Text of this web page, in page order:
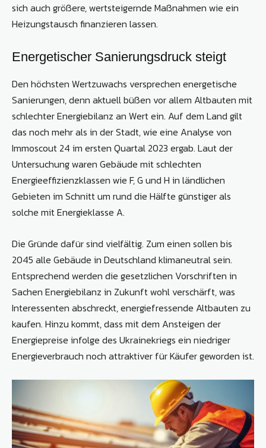
sich auch größere, wertsteigernde Maßnahmen wie ein
Heizungstausch finanzieren lassen.
Energetischer Sanierungsdruck steigt
Den höchsten Wertzuwachs versprechen energetische
Sanierungen, denn aktuell büßen vor allem Altbauten mit
schlechter Energiebilanz an Wert ein. Auf dem Land gilt
das noch mehr als in der Stadt, wie eine Analyse von
Immoscout 24 im ersten Quartal 2023 ergab. Laut der
Untersuchung waren Gebäude mit schlechten
Energieeffizienzklassen wie F, G und H in ländlichen
Gebieten im Schnitt um rund die Hälfte günstiger als
solche mit Energieklasse A.
Die Gründe dafür sind vielfältig. Zum einen sollen bis
2045 alle Gebäude in Deutschland klimaneutral sein.
Entsprechend werden die gesetzlichen Vorschriften in
Sachen Energiebilanz in Zukunft wohl verschärft, was
Interessenten abschreckt, energiefressende Altbauten zu
kaufen. Hinzu kommt, dass mit dem Ansteigen der
Energiepreise infolge des Ukrainekriegs ein niedriger
Energieverbrauch noch attraktiver für Käufer geworden ist.